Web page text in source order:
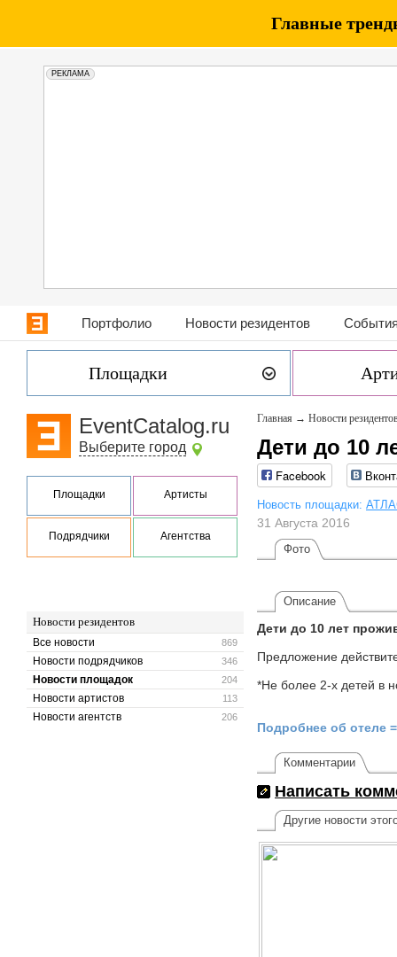
РЕКЛАМА
Главные
Портфолио Новости резидентов
Площадки
EventCatalog.ru
Выберите город
Площадки Артисты
Подрядчики Агентства
Новости резидентов
869
Все новости
346
Новости подрядчиков
204
Новости площадок
113
Новости артистов
206
Новости агентств
Главная → Новости
Дети до 10
Facebook
Новость площадки:
31 Августа 2016
Фото
Описание
Дети до 10 лет
Предложение
*Не более 2-х детей в
Подробнее об отеле
Комментарии
Написать
Другие новости